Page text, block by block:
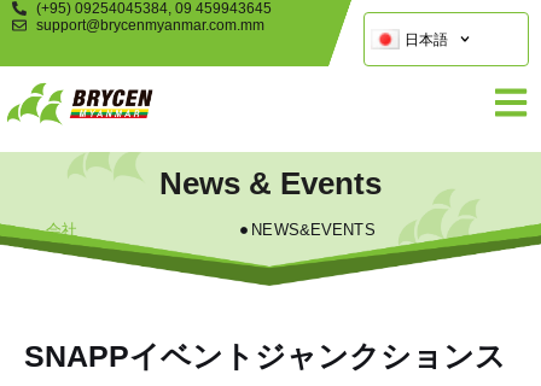
(+95) 09254045384, 09 459943645
support@brycenmyanmar.com.mm
日本語
News & Events
会社 NEWS&EVENTS
SNAPPイベントジャンクションス